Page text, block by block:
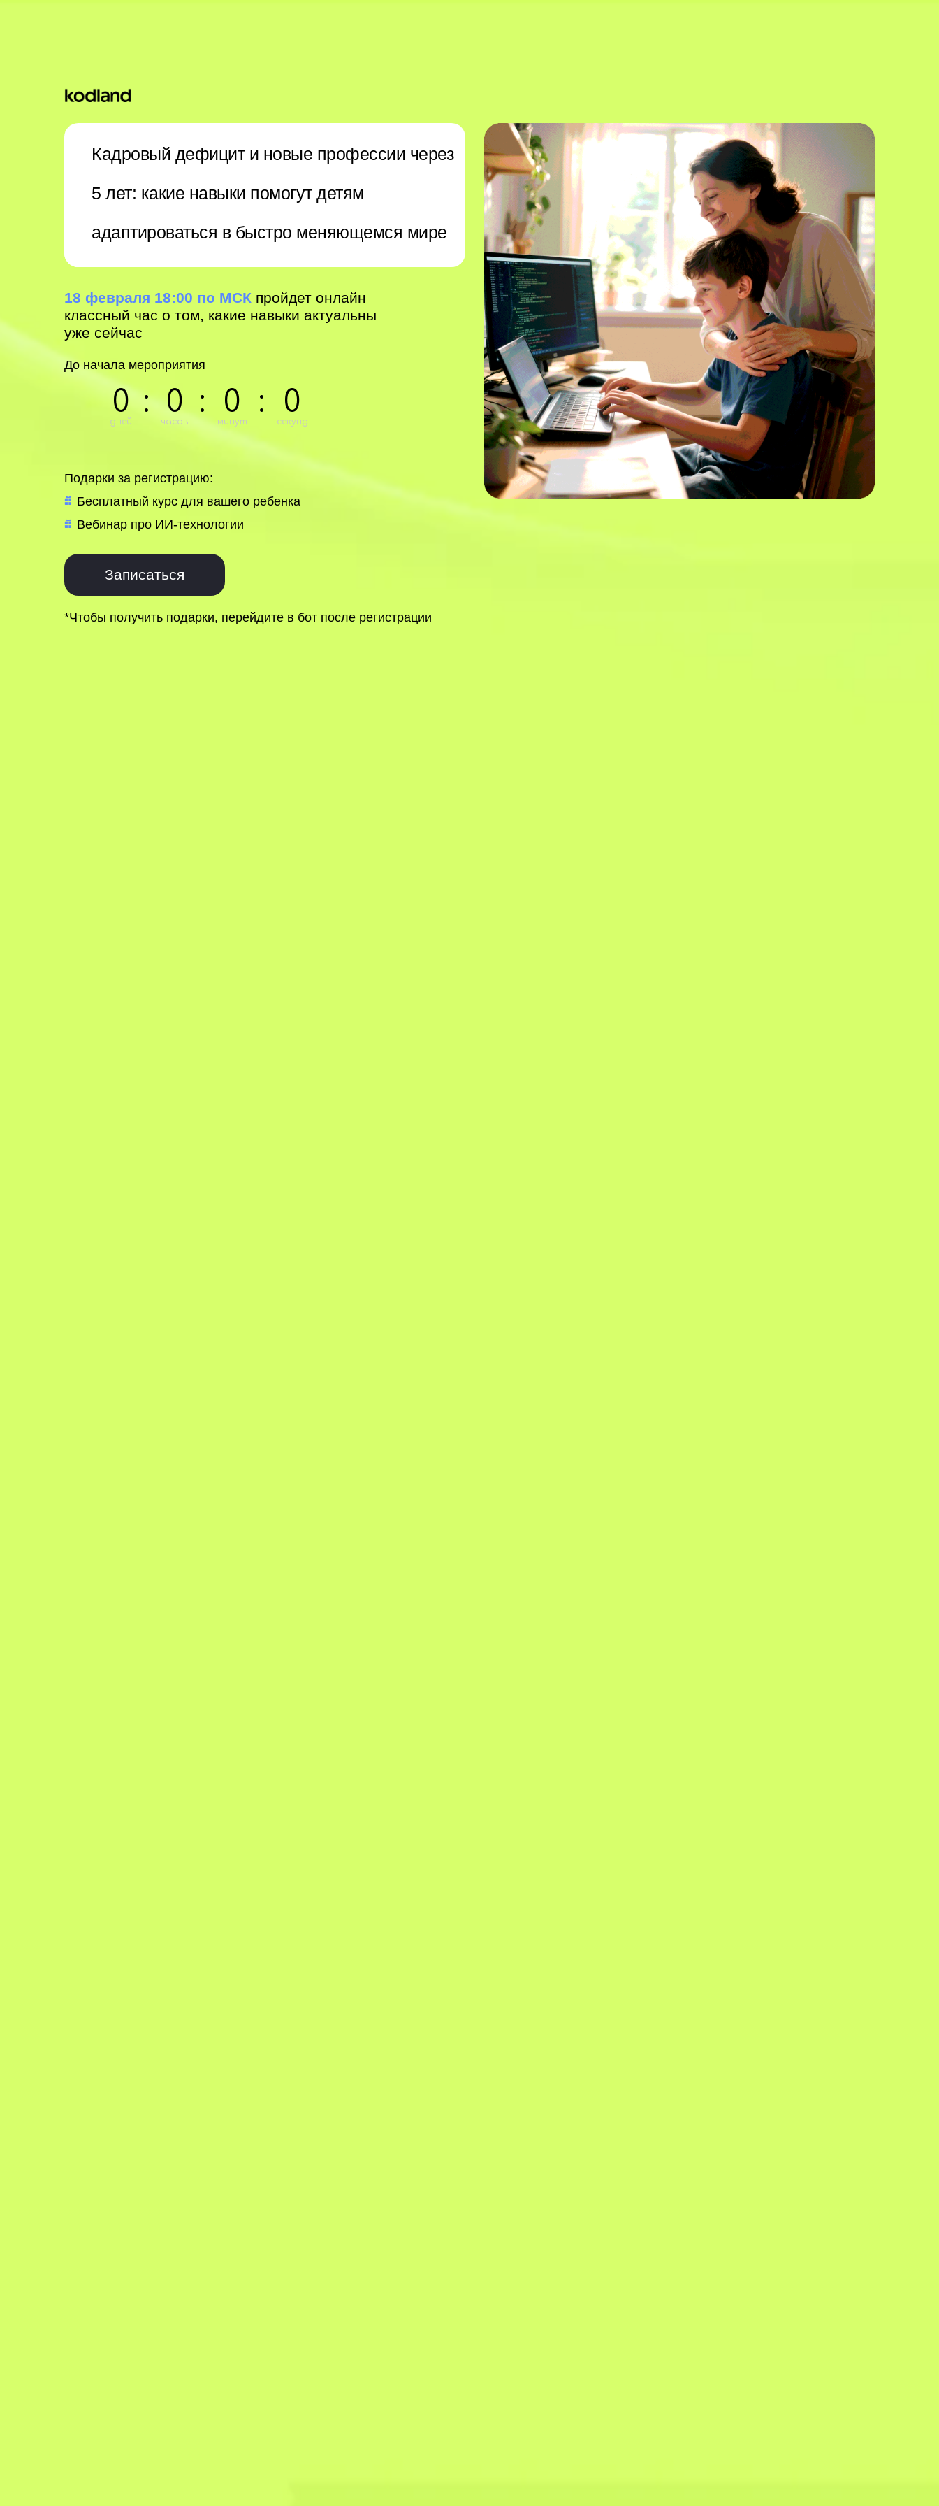
Кадровый дефицит и новые профессии через
5 лет: какие навыки помогут детям
адаптироваться в быстро меняющемся мире
Вебинар про ИИ-технологии
Подарки за регистрацию:
До начала мероприятия
18 февраля 18:00 по МСК пройдет онлайн
классный час о том, какие навыки актуальны
уже сейчас
0
дней
: 0
часов
: 0
минут
: 0
секунд
Записаться
Бесплатный курс для вашего ребенка
*Чтобы получить подарки, перейдите в бот после регистрации